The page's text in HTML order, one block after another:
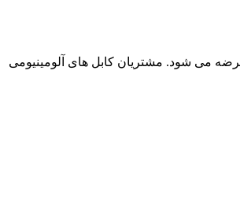
عرضه می شود. مشتریان کابل های آلومینیومی